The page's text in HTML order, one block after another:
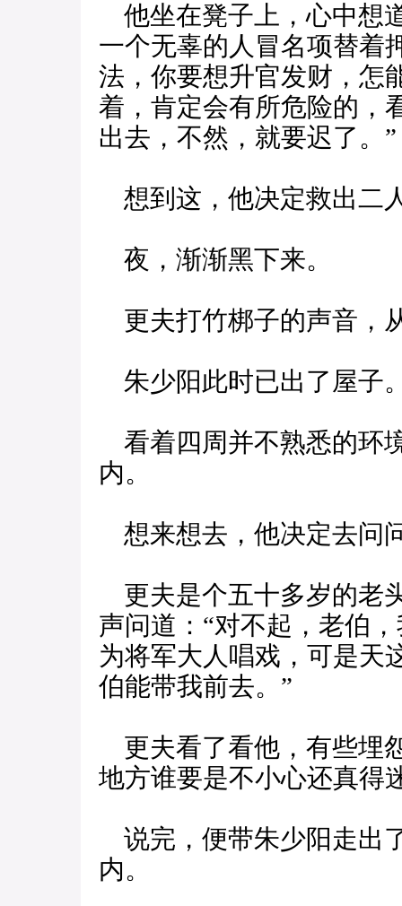
他坐在凳子上，心中想
一个无辜的人冒名项替着
法，你要想升官发财，怎
着，肯定会有所危险的，
出去，不然，就要迟了。”
想到这，他决定救出二
夜，渐渐黑下来。
更夫打竹梆子的声音，
朱少阳此时已出了屋子
看着四周并不熟悉的环
内。
想来想去，他决定去问
更夫是个五十多岁的老
声问道：“对不起，老伯
为将军大人唱戏，可是天
伯能带我前去。”
更夫看了看他，有些埋
地方谁要是不小心还真得
说完，便带朱少阳走出
内。